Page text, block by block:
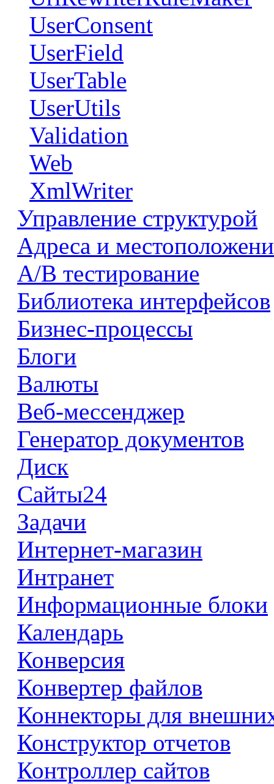
UserConsent
UserField
UserTable
UserUtils
Validation
Web
XmlWriter
Управление структурой
Адреса и
А/В тестирование
Библиотека интерфейсов
Бизнес-процессы
Блоги
Валюты
Веб-мессенджер
Генератор документов
Диск
Сайты24
Задачи
Интернет-магазин
Интранет
Информационные блоки
Календарь
Конверсия
Конвертер файлов
Коннекторы для
Конструктор отчетов
Контроллер сайтов